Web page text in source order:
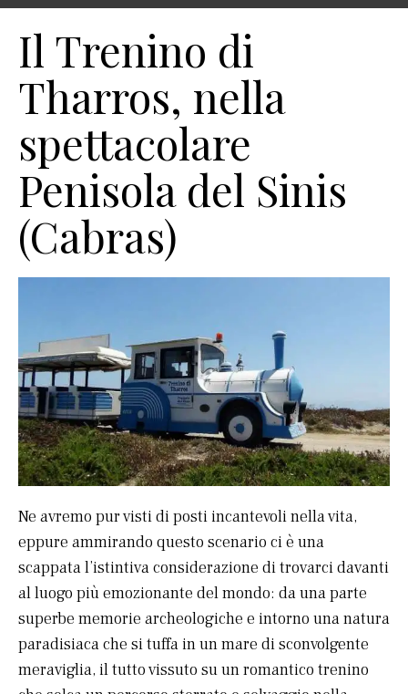
Il Trenino di
Tharros, nella
spettacolare
Penisola del Sinis
(Cabras)
Ne avremo pur visti di posti incantevoli nella vita,
eppure ammirando questo scenario ci è una
scappata l’istintiva considerazione di trovarci davanti
al luogo più emozionante del mondo: da una parte
superbe memorie archeologiche e intorno una natura
paradisiaca che si tuffa in un mare di sconvolgente
meraviglia, il tutto vissuto su un romantico trenino